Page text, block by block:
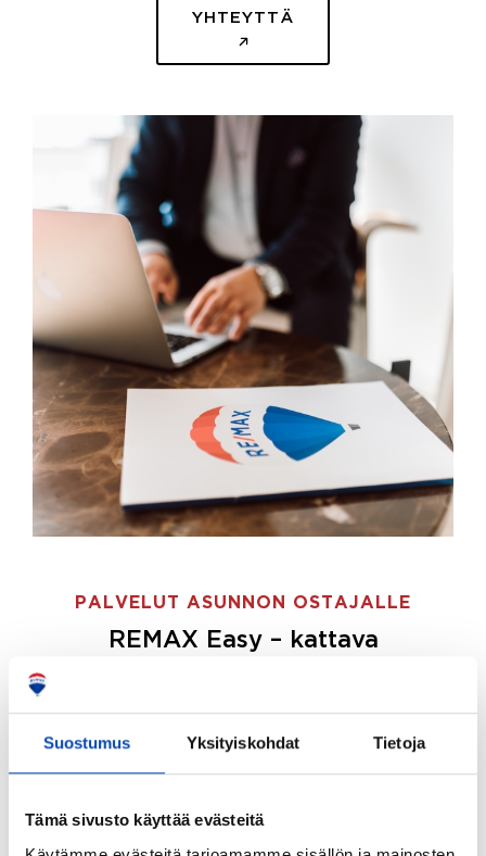
Suostumus Yksityiskohdat Tietoja
Tämä sivusto käyttää evästeitä
YHTEYTTÄ
PALVELUT ASUNNON OSTAJALLE
REMAX Easy – kattava
ostajille.
Tee ostotoimeksianto ja etsimme juuri